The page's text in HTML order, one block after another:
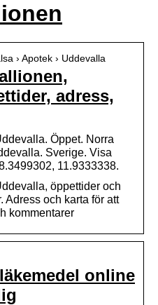
› Apotek › Uddevalla
adress,
Öppet. Norra
Sverige. Visa
11.9333338.
öppettider och
Adress och karta för att
kommentarer
online